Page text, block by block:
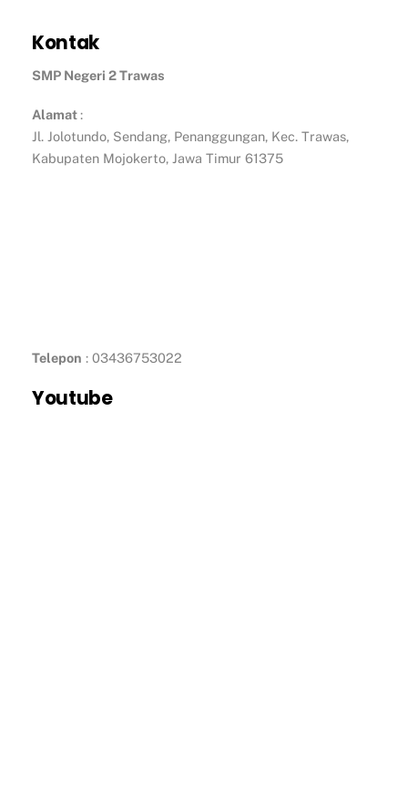
Kontak
SMP Negeri 2 Trawas
Alamat:
Jl. Jolotundo, Sendang, Penanggungan, Kec. Trawas,
Kabupaten Mojokerto, Jawa Timur 61375
Telepon : 03436753022
Youtube